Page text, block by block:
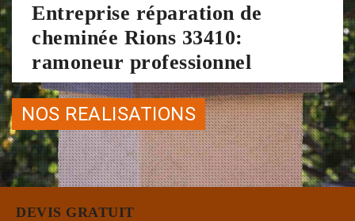
Entreprise réparation de
cheminée Rions 33410:
ramoneur professionnel
NOS REALISATIONS
DEVIS GRATUIT